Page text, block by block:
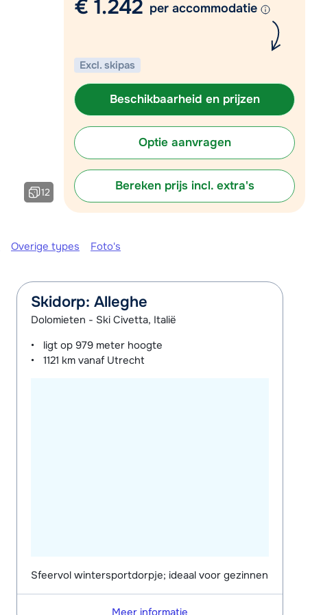
Plan een terugbelverzoek
Chat met wintersportspecialist
Bel ons via 0348 - 43 46 49
12
€ 1.242 per accommodatie
Excl. skipas
Beschikbaarheid en prijzen
Optie aanvragen
Bereken prijs incl. extra's
Overige types Foto's
Skidorp: Alleghe
Dolomieten - Ski Civetta, Italië
ligt op979 meter hoogte
1121 km vanaf Utrecht
Sfeervol wintersportdorpje; ideaal voor gezinnen
Meer informatie